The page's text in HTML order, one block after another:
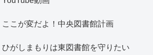
ここが変だよ！中央図書館計画
ひがしまもりは東図書館を守りたい